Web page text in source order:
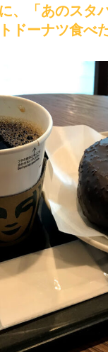
、「あのスタ
ドーナツ食べ